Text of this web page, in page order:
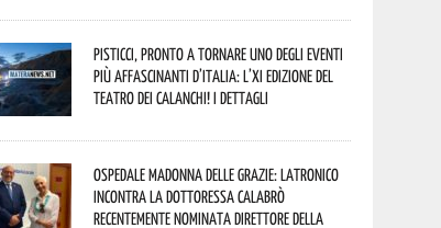
Pisticci, pronto a tornare uno degli eventi
più affascinanti d’Italia: l’XI edizione del
Teatro dei Calanchi! I dettagli
Ospedale Madonna delle Grazie: Latronico
incontra la dottoressa Calabrò
recentemente nominata Direttore della